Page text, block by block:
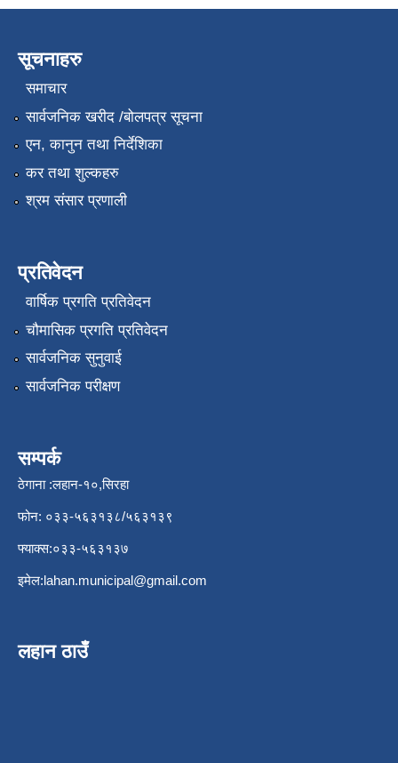
सूचनाहरु
समाचार
सार्वजनिक खरीद /बोलपत्र सूचना
एन, कानुन तथा निर्देशिका
कर तथा शुल्कहरु
श्रम संसार प्रणाली
प्रतिवेदन
वार्षिक प्रगति प्रतिवेदन
चौमासिक प्रगति प्रतिवेदन
सार्वजनिक सुनुवाई
सार्वजनिक परीक्षण
सम्पर्क
ठेगाना :लहान-१०,सिरहा
फोन: ०३३-५६३१३८/५६३१३९
फ्याक्स:०३३-५६३१३७
इमेल:lahan.municipal@gmail.com
लहान ठाउँ